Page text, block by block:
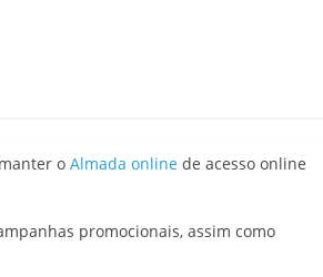
o Almada online de acesso online
promocionais, assim como